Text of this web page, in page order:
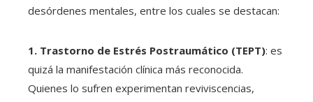
desórdenes mentales, entre los cuales se destacan:
1. Trastorno de Estrés Postraumático (TEPT): es
quizá la manifestación clínica más reconocida.
Quienes lo sufren experimentan reviviscencias,